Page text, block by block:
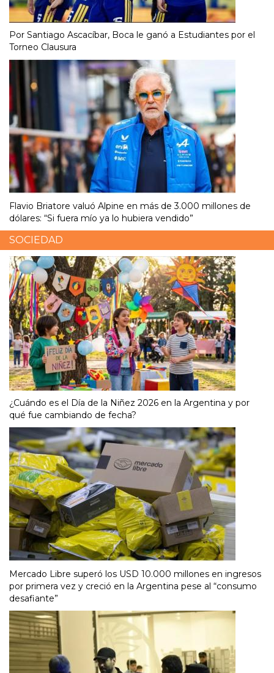
Por Santiago Ascacíbar, Boca le ganó a Estudiantes por el
Torneo Clausura
Flavio Briatore valuó Alpine en más de 3.000 millones de
dólares: “Si fuera mío ya lo hubiera vendido”
SOCIEDAD
¿Cuándo es el Día de la Niñez 2026 en la Argentina y por
qué fue cambiando de fecha?
Mercado Libre superó los USD 10.000 millones en ingresos
por primera vez y creció en la Argentina pese al “consumo
desafiante”